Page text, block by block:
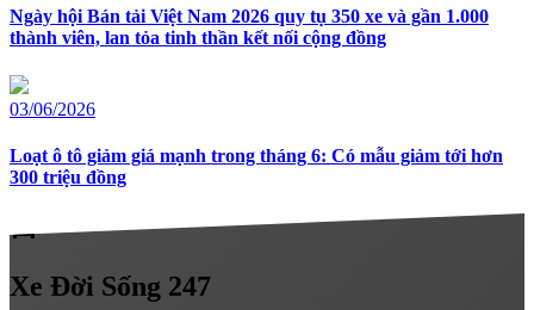
Ngày hội Bán tải Việt Nam 2026 quy tụ 350 xe và gần 1.000
thành viên, lan tỏa tinh thần kết nối cộng đồng
03/06/2026
Loạt ô tô giảm giá mạnh trong tháng 6: Có mẫu giảm tới hơn
300 triệu đồng
directions_car
Xe Đời Sống 247